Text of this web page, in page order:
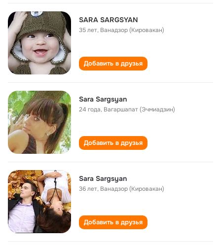
SARA SARGSYAN
35 лет, Ванадзор (Кировакан)
Добавить в друзья
Sara Sargsyan
24 года, Вагаршапат (Эчмиадзин)
Добавить в друзья
Sara Sargsyan
36 лет, Ванадзор (Кировакан)
Добавить в друзья